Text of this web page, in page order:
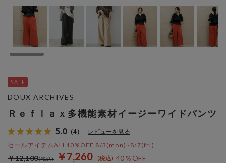
Ｒｅｆｌａｘ多機能素材イージーワイドパンツ
5.0 （4） レビューを見る
セールアイテムALL10%OFF 8/3(mon)~8/7(fri)
￥7,260 40％OFF
￥12,100
DOUX ARCHIVES